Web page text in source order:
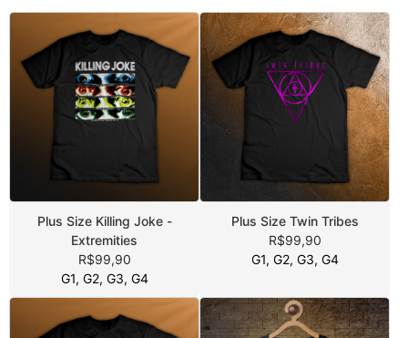
Plus Size Killing Joke -
Extremities
R$99,90
G1, G2, G3, G4
Plus Size Twin Tribes
R$99,90
G1, G2, G3, G4